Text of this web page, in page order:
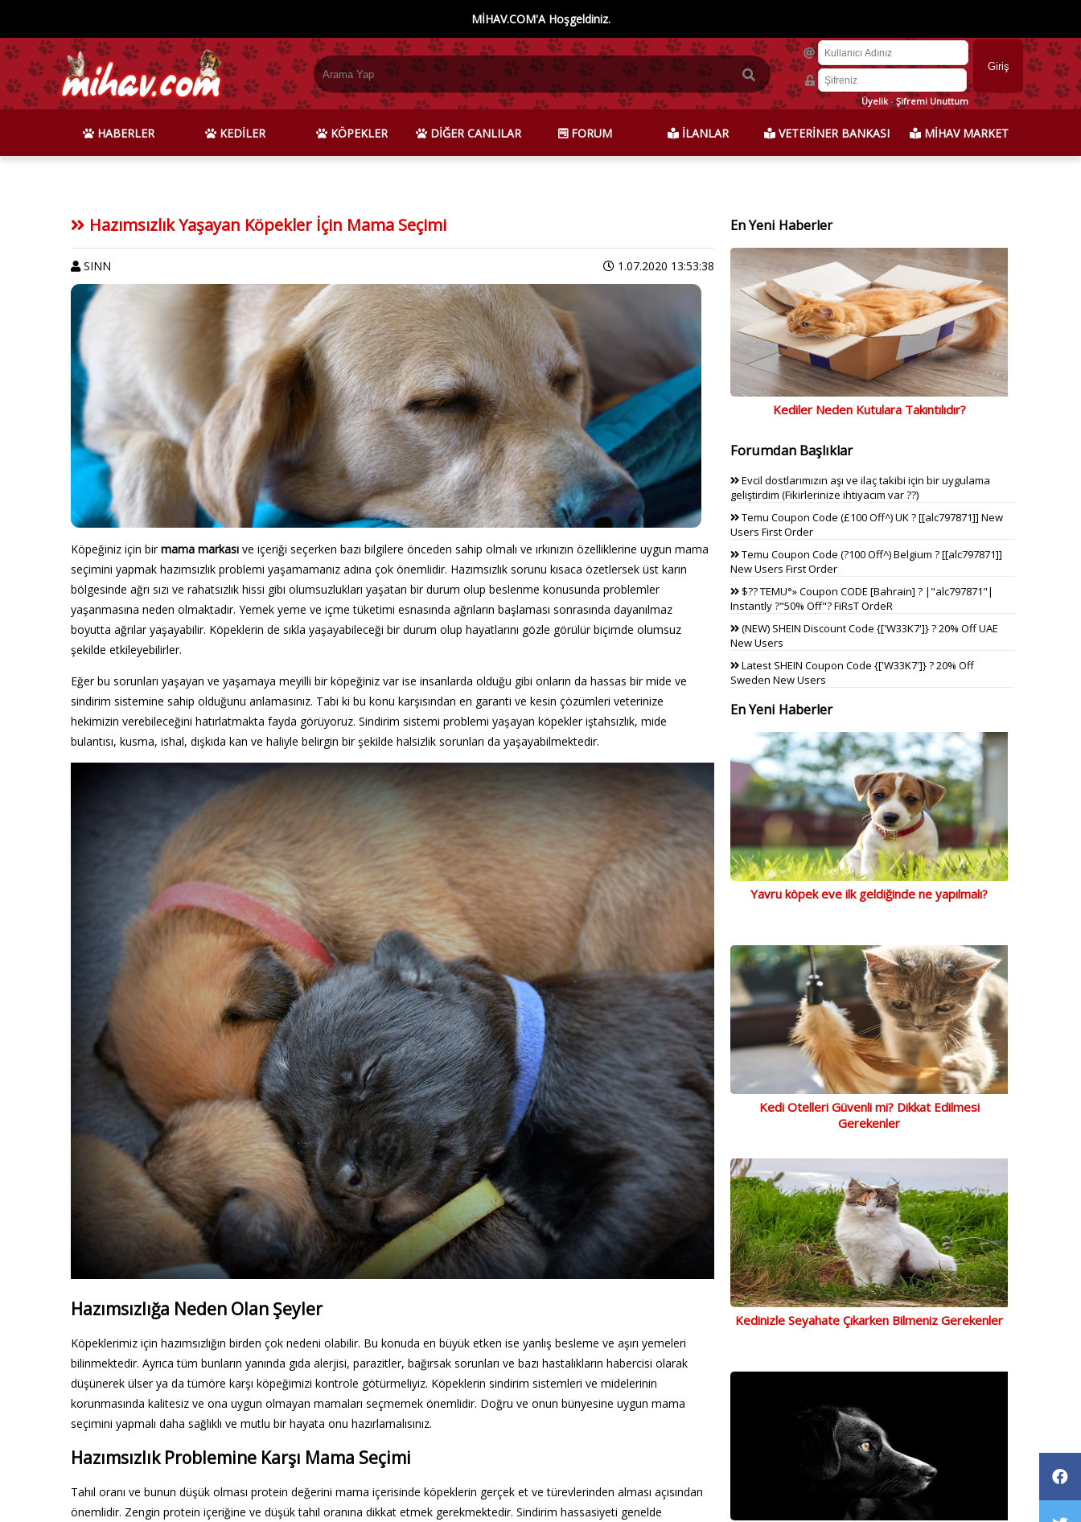
MİHAV.COM'A Hoşgeldiniz.
Üyelik-Şifremi Unuttum
HABERLER KEDİLER KÖPEKLER DİĞER CANLILAR FORUM İLANLAR VETERİNER BANKASI MİHAV MARKET
Hazımsızlık Yaşayan Köpekler İçin Mama Seçimi
SINN 1.07.2020 13:53:38
Köpeğiniz için birmama markası ve içeriği seçerken bazı bilgilere önceden sahip olmalı ve ırkınızın özelliklerine uygun mama
seçimini yapmak hazımsızlık problemi yaşamamanız adına çok önemlidir. Hazımsızlık sorunu kısaca özetlersek üst karın
bölgesinde ağrı sızı ve rahatsızlık hissi gibi olumsuzlukları yaşatan bir durum olup beslenme konusunda problemler
yaşanmasına neden olmaktadır. Yemek yeme ve içme tüketimi esnasında ağrıların başlaması sonrasında dayanılmaz
boyutta ağrılar yaşayabilir. Köpeklerin de sıkla yaşayabileceği bir durum olup hayatlarını gözle görülür biçimde olumsuz
şekilde etkileyebilirler.
Eğer bu sorunları yaşayan ve yaşamaya meyilli bir köpeğiniz var ise insanlarda olduğu gibi onların da hassas bir mide ve
sindirim sistemine sahip olduğunu anlamasınız. Tabi ki bu konu karşısından en garanti ve kesin çözümleri veterinize
hekimizin verebileceğini hatırlatmakta fayda görüyoruz. Sindirim sistemi problemi yaşayan köpekler iştahsızlık, mide
bulantısı, kusma, ishal, dışkıda kan ve haliyle belirgin bir şekilde halsizlik sorunları da yaşayabilmektedir.
Hazımsızlığa Neden Olan Şeyler
Köpeklerimiz için hazımsızlığın birden çok nedeni olabilir. Bu konuda en büyük etken ise yanlış besleme ve aşırı yemeleri
bilinmektedir. Ayrıca tüm bunların yanında gıda alerjisi, parazitler, bağırsak sorunları ve bazı hastalıkların habercisi olarak
düşünerek ülser ya da tümöre karşı köpeğimizi kontrole götürmeliyiz. Köpeklerin sindirim sistemleri ve midelerinin
korunmasında kalitesiz ve ona uygun olmayan mamaları seçmemek önemlidir. Doğru ve onun bünyesine uygun mama
seçimini yapmalı daha sağlıklı ve mutlu bir hayata onu hazırlamalısınız.
Hazımsızlık Problemine Karşı Mama Seçimi
Tahıl oranı ve bunun düşük olması protein değerini mama içerisinde köpeklerin gerçek et ve türevlerinden alması açısından
önemlidir. Zengin protein içeriğine ve düşük tahıl oranına dikkat etmek gerekmektedir. Sindirim hassasiyeti genelde
En Yeni Haberler
Kediler Neden Kutulara Takıntılıdır?
Forumdan Başlıklar
Evcil dostlarımızın aşı ve ilaç takibi için bir uygulama
geliştirdim (Fikirlerinize ihtiyacım var ??)
Temu Coupon Code (£100 Off^) UK ? [[alc797871]] New
Users First Order
Temu Coupon Code (?100 Off^) Belgium ? [[alc797871]]
New Users First Order
$?? TEMU°» Coupon CODE [Bahrain] ? |"alc797871"|
Instantly ?"50% Off"? FiRsT OrdeR
(NEW) SHEIN Discount Code {['W33K7']} ? 20% Off UAE
New Users
Latest SHEIN Coupon Code {['W33K7']} ? 20% Off
Sweden New Users
En Yeni Haberler
Yavru köpek eve ilk geldiğinde ne yapılmalı?
Kedi Otelleri Güvenli mi? Dikkat Edilmesi
Gerekenler
Kedinizle Seyahate Çıkarken Bilmeniz Gerekenler